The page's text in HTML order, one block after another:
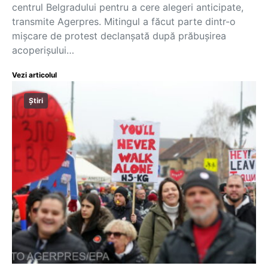
centrul Belgradului pentru a cere alegeri anticipate,
transmite Agerpres. Mitingul a făcut parte dintr-o
mişcare de protest declanşată după prăbuşirea
acoperişului…
Vezi articolul
Știri